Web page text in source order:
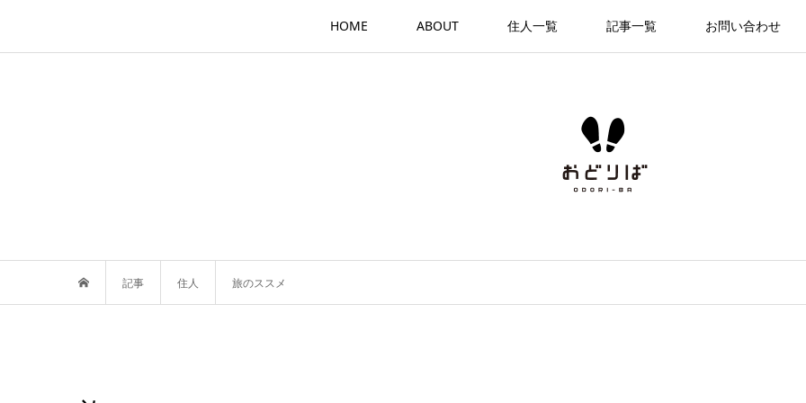
HOME ABOUT 住人一覧 記事一覧 お問い合わせ
記事 住人 旅のススメ